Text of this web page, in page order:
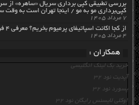
بررسی تطبیقی کپی برداری سریال «ساهره» از
کپی‌برداری مو به مو / اینجا تهران است به وقت
۷ مرداد ۱۴۰۵
از کجا اکانت اسپاتیفای پرمیوم بخریم؟ معرفی ۴ فروشگاه معتبر ایرانی
۴ مرداد ۱۴۰۵
همکاران :
خرید بک لینک انگلیسی
آپدیت نود 32
پسورد نود 32
اوکلی لایسنس رایگان نود 32